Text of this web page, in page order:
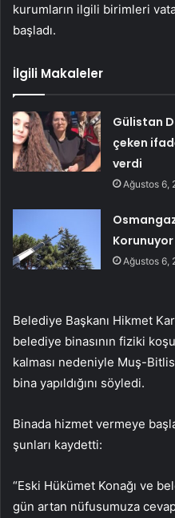
kurumların ilgili birimleri
başladı.
İlgili Makaleler
Gülistan
çeken
verdi
Ağustos 6,
Korunuyor
Ağustos 6,
Belediye Başkanı Hikmet
belediye binasının fiziki
kalması nedeniyle Muş-
bina yapıldığını söyledi.
Binada hizmet vermeye
şunları kaydetti:
“Eski Hükümet Konağı ve
gün artan nüfusumuza